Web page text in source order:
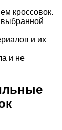
кроссовок.
выбранной
и их
и не